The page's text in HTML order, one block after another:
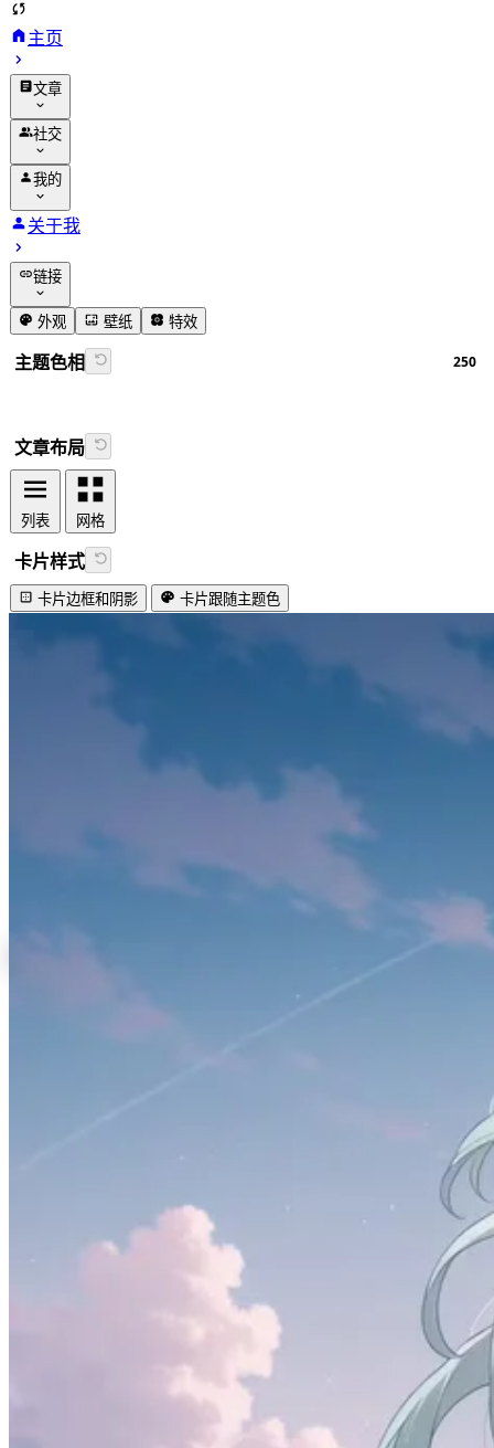
主页
文章
归档
分类
标签
社交
友链
留言
我的
动态
追番
番组计划
书签导航
关于我
链接
GitHub
Firefly文档
外观 壁纸 特效
主题色相 250
文章布局
列表 网格
卡片样式
卡片边框和阴影 卡片跟随主题色
Lovely firefly!
#使用指南